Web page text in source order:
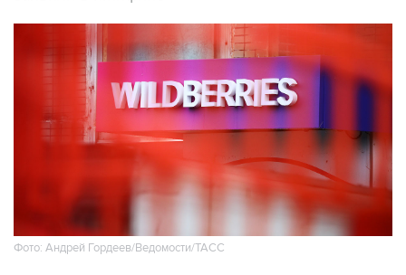
Фото: Андрей Гордеев/Ведомости/ТАСС
Москва. 6 августа. INTERFAX.RU - Налоговые